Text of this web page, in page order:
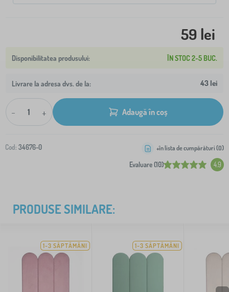
59 lei
ÎN STOC 2-5 BUC.
Livrare la adresa dvs. de la: 43 lei
- + Adaugă în coș
Cod: 34676-0
Evaluare (10) 4.9
+în lista de cumpărături (0)
PRODUSE SIMILARE:
1-3 SĂPTĂMÂNI 1-3 SĂPTĂMÂNI